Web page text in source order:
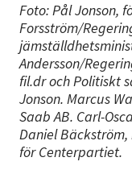
Foto: Pål Jonson,
Forsström/
Andersson/
fil.dr och Politiskt
Jonson. Marcus
Saab AB. Carl-
Daniel
för Centerpartiet.